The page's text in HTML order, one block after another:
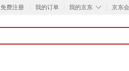
免费注册 我的订单 ◇
我的京东 京东